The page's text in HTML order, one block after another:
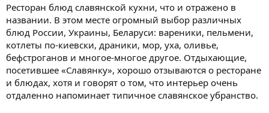
Ресторан блюд славянской кухни, что и отражено в
названии. В этом месте огромный выбор различных
блюд России, Украины, Беларуси: вареники, пельмени,
котлеты по-киевски, драники, мор, уха, оливье,
бефстроганов и многое-многое другое. Отдыхающие,
посетившее «Славянку», хорошо отзываются о ресторане
и блюдах, хотя и говорят о том, что интерьер очень
отдаленно напоминает типичное славянское убранство.